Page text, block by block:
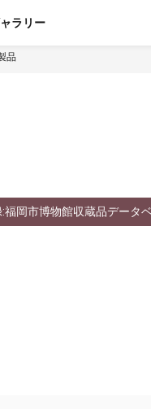
ラリー
品
:福岡市博物館収蔵品データ